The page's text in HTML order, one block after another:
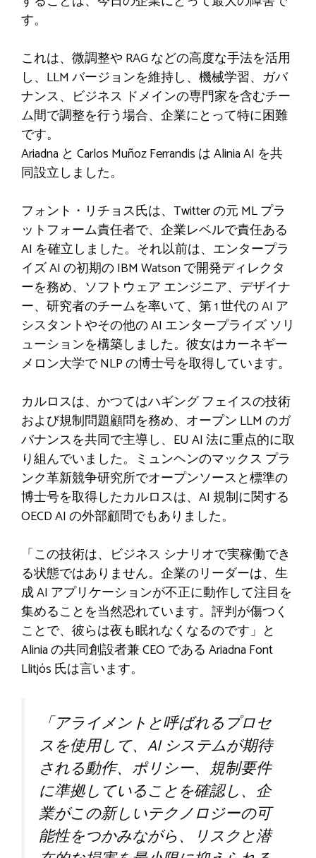
す。
これは、微調整や RAG などの高度な手法を活用
し、LLM バージョンを維持し、機械学習、ガバ
ナンス、ビジネス ドメインの専門家を含むチー
ム間で調整を行う場合、企業にとって特に困難
です。
Ariadna と Carlos Muñoz Ferrandis は Alinia AI を共
同設立しました。
フォント・リチョス氏は、Twitter の元 ML プラ
ットフォーム責任者で、企業レベルで責任ある
AI を確立しました。それ以前は、エンタープラ
イズ AI の初期の IBM Watson で開発ディレクタ
ーを務め、ソフトウェア エンジニア、デザイナ
ー、研究者のチームを率いて、第 1 世代の AI ア
シスタントやその他の AI エンタープライズ ソリ
ューションを構築しました。彼女はカーネギー
メロン大学で NLP の博士号を取得しています。
カルロスは、かつてはハギング フェイスの技術
および規制問題顧問を務め、オープン LLM のガ
バナンスを共同で主導し、EU AI 法に重点的に取
り組んでいました。ミュンヘンのマックス プラ
ンク革新競争研究所でオープンソースと標準の
博士号を取得したカルロスは、AI 規制に関する
OECD AI の外部顧問でもありました。
「この技術は、ビジネス シナリオで実稼働でき
る状態ではありません。企業のリーダーは、生
成 AI アプリケーションが不正に動作して注目を
集めることを当然恐れています。評判が傷つく
ことで、彼らは夜も眠れなくなるのです」と
Alinia の共同創設者兼 CEO である Ariadna Font
Llitjós 氏は言います。
「アライメントと呼ばれるプロセ
スを使用して、AI システムが期待
される動作、ポリシー、規制要件
に準拠していることを確認し、企
業がこの新しいテクノロジーの可
能性をつかみながら、リスクと潜